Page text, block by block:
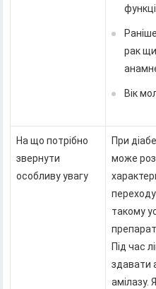
рак
Вік
На що потрібно
звернути
особливу увагу
При
може
такому
Під час
здавати
амілазу.